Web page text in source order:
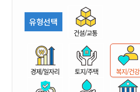
시
산
유형선택
건설/교통
경제/일자리 토지/주택 복지/건강